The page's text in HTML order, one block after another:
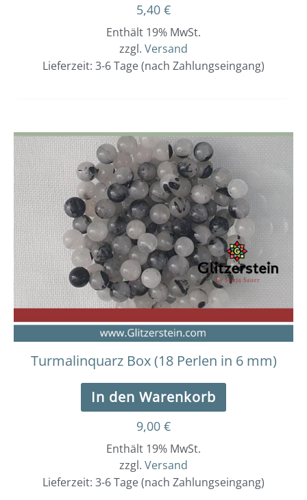
5,40 €
Enthält 19% MwSt.
zzgl. Versand
Lieferzeit: 3-6 Tage (nach Zahlungseingang)
Turmalinquarz Box (18 Perlen in 6 mm)
In den Warenkorb
9,00 €
Enthält 19% MwSt.
zzgl. Versand
Lieferzeit: 3-6 Tage (nach Zahlungseingang)